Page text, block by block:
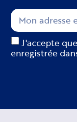
J'accepte
enregistrée